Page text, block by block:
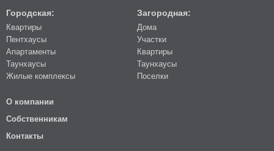
Городская:
Квартиры
Пентхаусы
Апартаменты
Таунхаусы
Жилые комплексы
Загородная:
Дома
Участки
Квартиры
Таунхаусы
Поселки
О компании
Собственникам
Контакты